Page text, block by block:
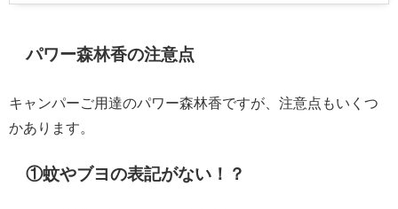
パワー森林香の注意点
キャンパーご用達のパワー森林香ですが、注意点もいくつ
かあります。
①蚊やブヨの表記がない！？